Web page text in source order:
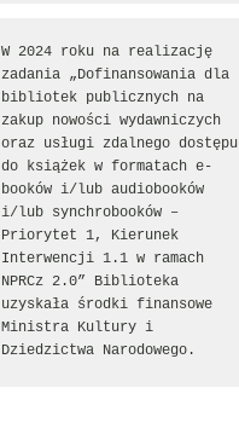
W 2024 roku na realizację
zadania „Dofinansowania dla
bibliotek publicznych na
zakup nowości wydawniczych
oraz usługi zdalnego dostępu
do książek w formatach e-
booków i/lub audiobooków
i/lub synchrobooków –
Priorytet 1, Kierunek
Interwencji 1.1 w ramach
NPRCz 2.0” Biblioteka
uzyskała środki finansowe
Ministra Kultury i
Dziedzictwa Narodowego.